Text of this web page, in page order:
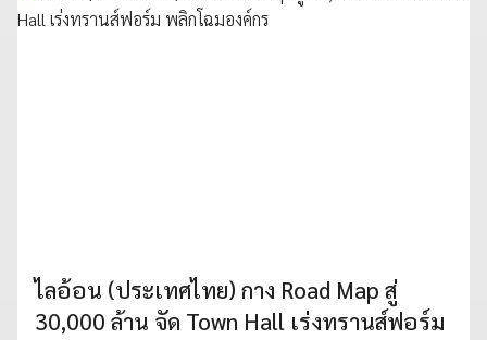
ไลอ้อน (ประเทศไทย) กาง Road Map สู่
30,000 ล้าน จัด Town Hall เร่งทรานส์ฟอร์ม